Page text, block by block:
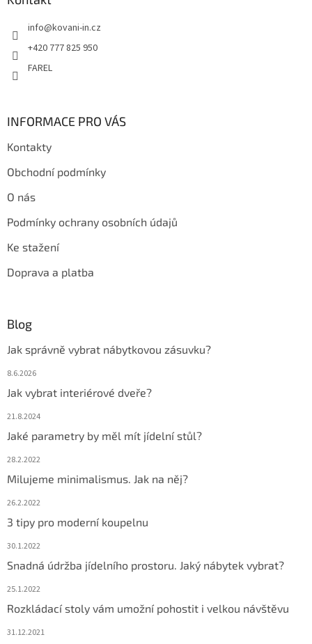
info@kovani-in.cz
+420 777 825 950
FAREL
INFORMACE PRO VÁS
Kontakty
Obchodní podmínky
O nás
Podmínky ochrany osobních údajů
Ke stažení
Doprava a platba
Blog
Jak správně vybrat nábytkovou zásuvku?
8.6.2026
Jak vybrat interiérové dveře?
21.8.2024
Jaké parametry by měl mít jídelní stůl?
28.2.2022
Milujeme minimalismus. Jak na něj?
26.2.2022
3 tipy pro moderní koupelnu
30.1.2022
Snadná údržba jídelního prostoru. Jaký nábytek vybrat?
25.1.2022
Rozkládací stoly vám umožní pohostit i velkou návštěvu
31.12.2021